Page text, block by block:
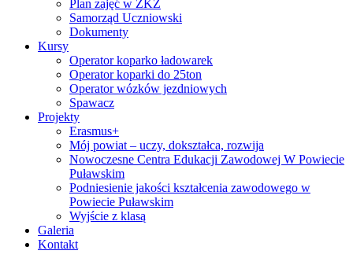
Plan zajęć w ZKZ
Samorząd Uczniowski
Dokumenty
Kursy
Operator koparko ładowarek
Operator koparki do 25ton
Operator wózków jezdniowych
Spawacz
Projekty
Erasmus+
Mój powiat – uczy, dokształca, rozwija
Nowoczesne Centra Edukacji Zawodowej W Powiecie
Puławskim
Podniesienie jakości kształcenia zawodowego w
Powiecie Puławskim
Wyjście z klasą
Galeria
Kontakt